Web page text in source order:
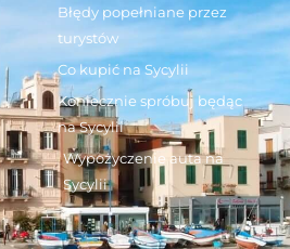
Błędy popełniane przez
turystów
Co kupić na Sycylii
Koniecznie spróbuj będąc
na Sycylii
Wypożyczenie auta na
Sycylii